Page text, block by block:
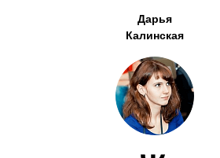
Дарья
Калинская